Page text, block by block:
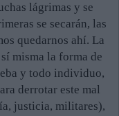
lágrimas y se
se secarán, las
quedarnos ahí. La
misma la forma de
y todo individuo,
derrotar este mal
justicia, militares),